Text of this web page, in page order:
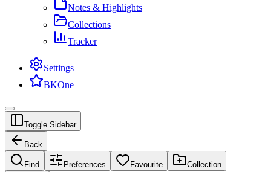
Notes & Highlights
Collections
Tracker
Settings
BKOne
Toggle Sidebar
Back
Find Preferences Favourite Collection